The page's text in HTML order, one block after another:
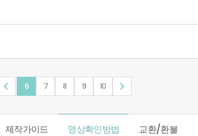
 6 7 8 9 10 
제작가이드 영상확인방법 교환/환불